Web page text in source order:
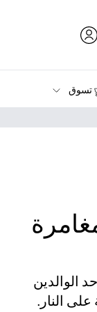
تسوق
الوالدين
النار.